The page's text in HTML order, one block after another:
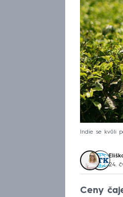
Indie se kvůli
24.
Ceny